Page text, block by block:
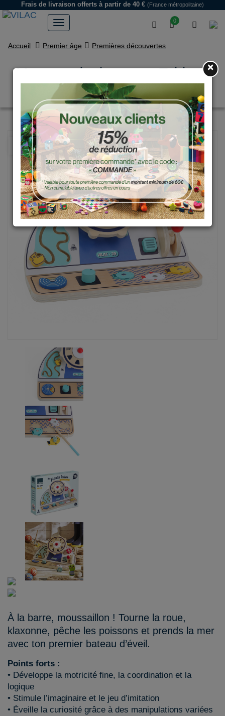
0
Frais de livraison offerts à partir de 40 € (France métropolitaine)
Accueil Premier âge Premières découvertes
Mon premier bateau – Tableau
d’activités en bois
NOUVEAU
À la barre, moussaillon ! Tourne la roue,
klaxonne, pêche les poissons et prends la mer
avec ton premier bateau d’éveil.
Points forts :
• Développe la motricité fine, la coordination et la
logique
• Stimule l’imaginaire et le jeu d’imitation
• Éveille la curiosité grâce à des manipulations variées
×